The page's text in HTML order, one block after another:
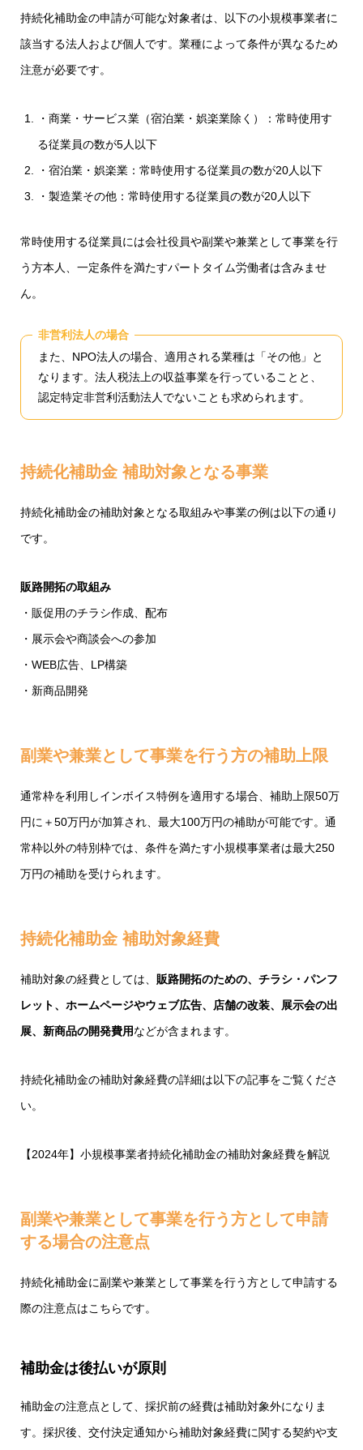
持続化補助金の申請が可能な対象者は、以下の小規模事業者に
該当する法人および個人です。業種によって条件が異なるため
注意が必要です。
・商業・サービス業（宿泊業・娯楽業除く）：常時使用す
る従業員の数が5人以下
・宿泊業・娯楽業：常時使用する従業員の数が20人以下
・製造業その他：常時使用する従業員の数が20人以下
常時使用する従業員には会社役員や副業や兼業として事業を行
う方本人、一定条件を満たすパートタイム労働者は含みませ
ん。
非営利法人の場合
また、NPO法人の場合、適用される業種は「その他」と
なります。法人税法上の収益事業を行っていることと、
認定特定非営利活動法人でないことも求められます。
持続化補助金 補助対象となる事業
持続化補助金の補助対象となる取組みや事業の例は以下の通り
です。
販路開拓の取組み
・販促用のチラシ作成、配布
・展示会や商談会への参加
・WEB広告、LP構築
・新商品開発
副業や兼業として事業を行う方の補助上限
通常枠を利用しインボイス特例を適用する場合、補助上限50万
円に＋50万円が加算され、最大100万円の補助が可能です。通
常枠以外の特別枠では、条件を満たす小規模事業者は最大250
万円の補助を受けられます。
持続化補助金 補助対象経費
補助対象の経費としては、 販路開拓のための、チラシ・パンフ
レット、ホームページやウェブ広告、店舗の改装、展示会の出
展、新商品の開発費用などが含まれます。
持続化補助金の補助対象経費の詳細は以下の記事をご覧くださ
い。
【2024年】小規模事業者持続化補助金の補助対象経費を解説
副業や兼業として事業を行う方として申請
する場合の注意点
持続化補助金に副業や兼業として事業を行う方として申請する
際の注意点はこちらです。
補助金は後払いが原則
補助金の注意点として、採択前の経費は補助対象外になりま
す。採択後、交付決定通知から補助対象経費に関する契約や支